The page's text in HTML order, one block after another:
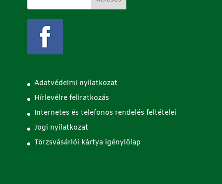
Adatvédelmi nyilatkozat
Hírlevélre feliratkozás
Internetes és telefonos rendelés feltételei
Jogi nyilatkozat
Törzsvásárlói kártya igénylőlap